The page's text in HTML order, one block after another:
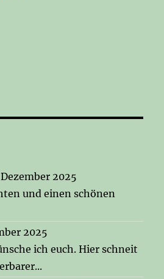
2025
und einen schönen
2025
ich euch. Hier schneit